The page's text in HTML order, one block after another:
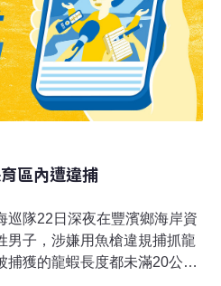
區內遭違捕
巡隊22日深夜在豐濱鄉海岸資
男子，涉嫌用魚槍違規捕抓龍
捕獲的龍蝦長度都未滿20公